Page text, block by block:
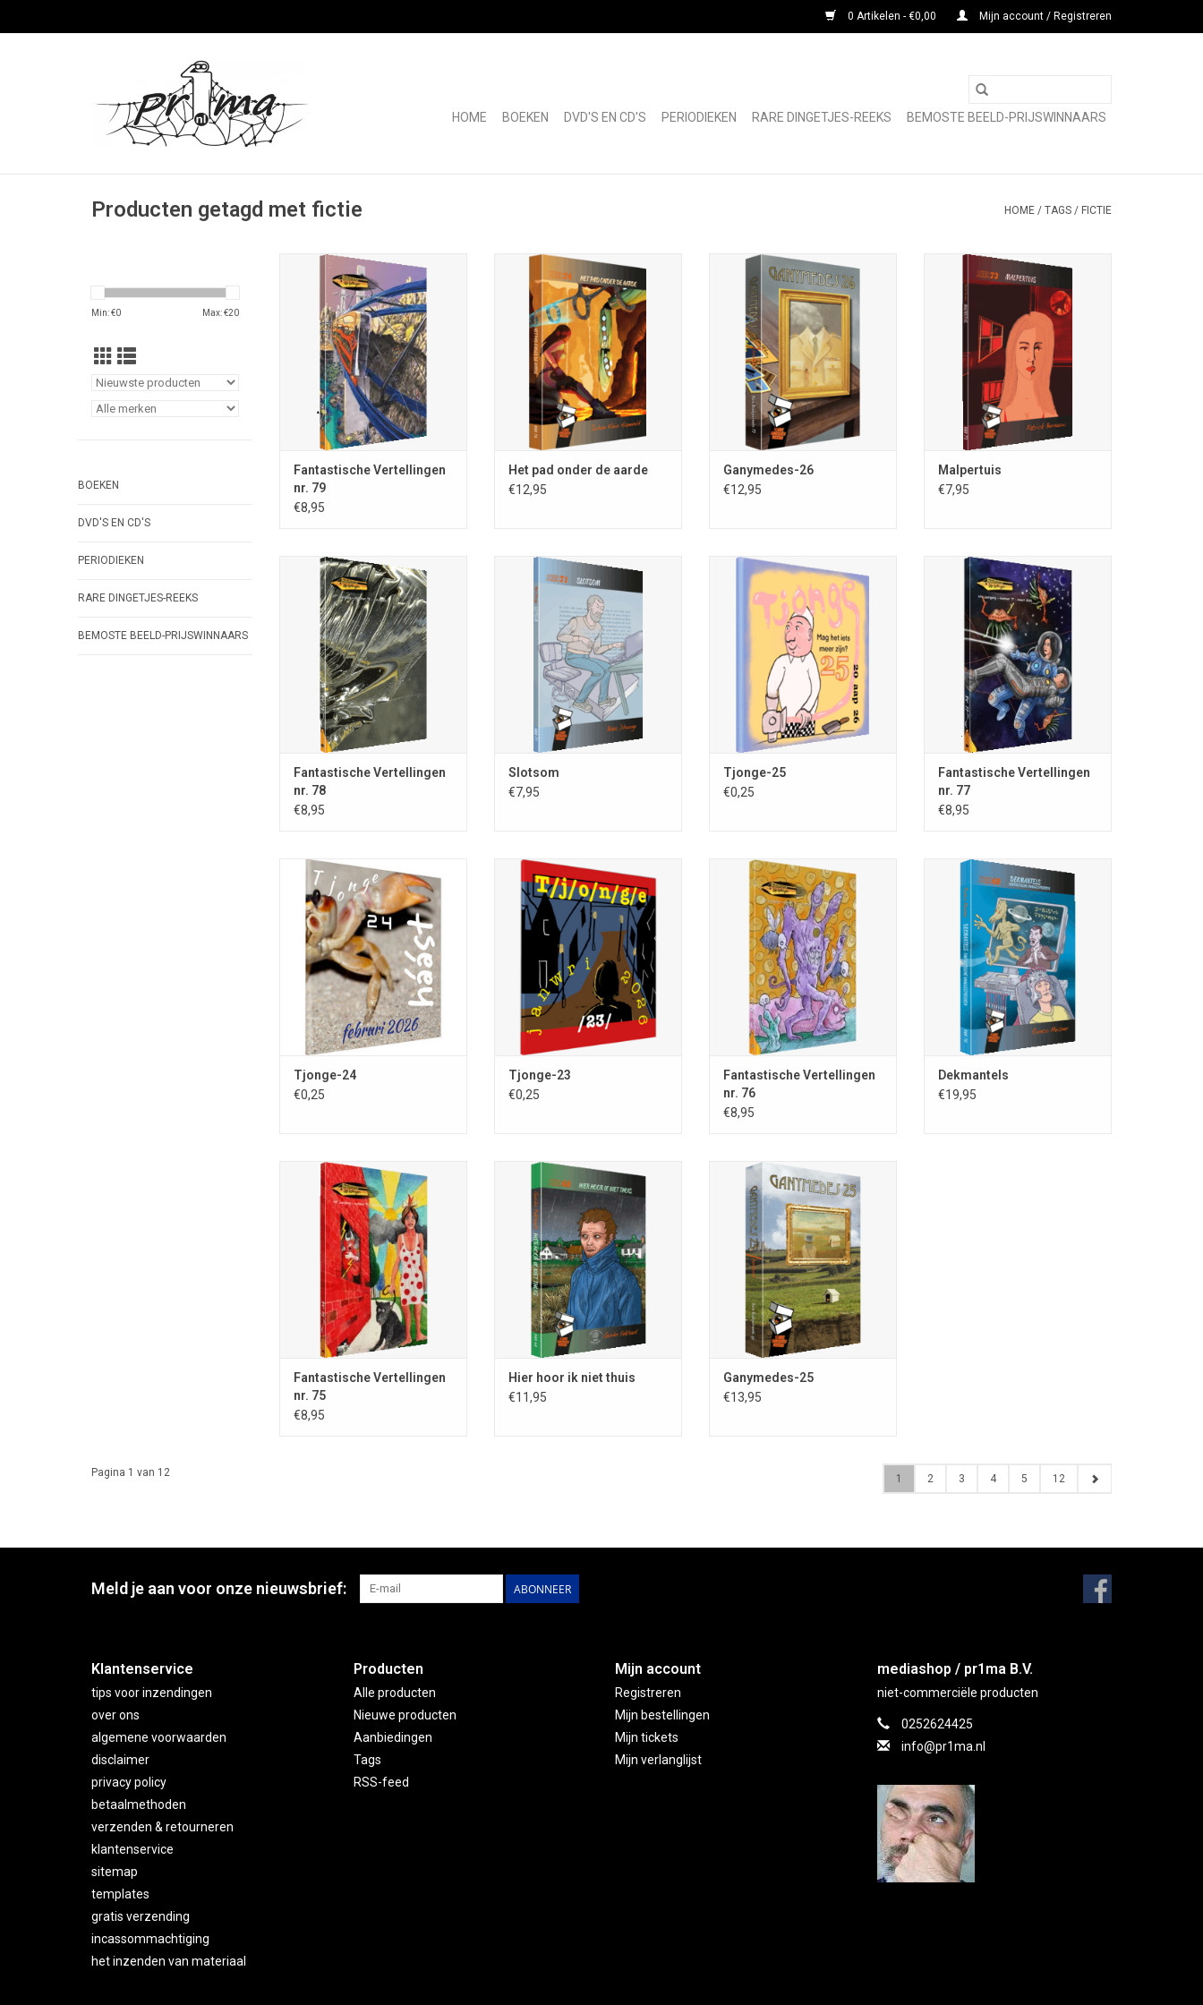
0 Artikelen - €0,00 Mijn account / Registreren
HOME BOEKEN DVD'S EN CD'S PERIODIEKEN RARE DINGETJES-REEKS BEMOSTE BEELD-PRIJSWINNAARS
Producten getagd met fictie HOME / TAGS / FICTIE
Min: €0 Max: €20
BOEKEN
DVD'S EN CD'S
PERIODIEKEN
RARE DINGETJES-REEKS
BEMOSTE BEELD-PRIJSWINNAARS
Fantastische Vertellingen; nr. 79;
september 2026; ISSN 0167-8132;
128 blz.; A5-formaat; volledig in
kleur; uitg. Stichting Fantastische
Vertellingen, Nieuw Vennep; losse
nrs. €8,95; omslagill. Bauke Muntz
TOEVOEGEN AAN WINKELWAGEN
Fantastische Vertellingen
nr. 79
€8,95
Het pad onder de aarde – roman;
Johan Klein Haneveld; Rare
Boekjes-reeks 74; ISBN 978-90-
78499-75-6; 276 blz.; 1e druk 2026;
omslagillustratie Cornell Göksu;
omslagontwerp Ingrid Heit;
voorzien van biografieën
TOEVOEGEN AAN WINKELWAGEN
Het pad onder de aarde
€12,95
Ganymedes-26; Rare Boekjes-
reeks 72; ISBN 978-90-78499-73-2;
280 blz.; 1e druk 2026; uitg.
Stichting Fantastische
Vertellingen; omslagillustratie
Vincent van der Linden;
omslagontwerp Ingrid Heit;
bio-/bibliografieën
TOEVOEGEN AAN WINKELWAGEN
Ganymedes-26
€12,95
Malpertuis – literair essay; Patrick
Bernauw; Rare Boekjes-reeks 73;
ISBN 978-90-78499-74-9; 72 blz.;
1e druk 2026; omslag- en
binnenillustraties Gert-Jan van
den Bemd; omslagontw. Ingrid
Heit; voorzien van biografieën
TOEVOEGEN AAN WINKELWAGEN
Malpertuis
€7,95
Fantastische Vertellingen; nr. 78;
juni 2026; ISSN 0167-8132; 105
blz.; A5-formaat; volledig in kleur;
uitg. Stichting Fantastische
Vertellingen, Nieuw Vennep; losse
nrs. €8,95; omslagill. Joost
Wijnberg
TOEVOEGEN AAN WINKELWAGEN
Fantastische Vertellingen
nr. 78
€8,95
Slotsom – novelle; Bavo Dhooge;
Rare Boekjes-reeks 71; ISBN 978-
90-78499-72-5; 100 blz.; 1e druk
2026; omslag- en
binnenillustraties Peter Erhardt;
omslagontw. Ingrid Heit; voorzien
van biografieën
TOEVOEGEN AAN WINKELWAGEN
Slotsom
€7,95
Tjonge-25; mag het iets meer
zijn?; aap 2026; samenstelling
Remco Meisner; ISSN 0167-8183;
kleinste tijdschrift van Europa (40
x 35 mm); aap 2026; volledig in
kleur; 40 blz.
TOEVOEGEN AAN WINKELWAGEN
Tjonge-25
€0,25
Fantastische Vertellingen; nr. 77;
maart 2026; ISSN 0167-8132; 112
blz.; A5-formaat; volledig in kleur;
uitg. Stichting Fantastische
Vertellingen, Nieuw Vennep; losse
nrs. €8,95; omslagill. Lex van
Heereveld
TOEVOEGEN AAN WINKELWAGEN
Fantastische Vertellingen
nr. 77
€8,95
Tjonge-24; vir natalicius mortuus;
h-á-á-s-t-!; samenstelling Remco
Meisner; ISSN 0167-8183; kleinste
tijdschrift van Europa (40 x 35
mm); februri 2026; volledig in kleur;
60 blz.
TOEVOEGEN AAN WINKELWAGEN
Tjonge-24
€0,25
Tjonge-23; återvändande;
samenstelling Remco Meisner;
ISSN 0167-8183; kleinste
tijdschrift van Europa (40 x 35
mm); janwri 2026; volledig in kleur;
28 blz.
TOEVOEGEN AAN WINKELWAGEN
Tjonge-23
€0,25
Fantastische Vertellingen; nr. 76;
december 2025; ISSN 0167-8132;
142 blz.; A5-formaat; volledig in
kleur; uitg. Stichting Fantastische
Vertellingen, Nieuw Vennep; losse
nrs. €8,95; omslagill. Gidion van
de Swaluw
TOEVOEGEN AAN WINKELWAGEN
Fantastische Vertellingen
nr. 76
€8,95
Dekmantels – fantastische
vaaggesprekken; Remco Meisner;
Rare Boekjes-reeks 70; ISBN 978-
90-78499-71-8; 236 blz.; 1e druk
2025; omslagillustratie Peter
Erhardt; omslagontw. Ingrid Heit;
voorzien van auteursbiografie
TOEVOEGEN AAN WINKELWAGEN
Dekmantels
€19,95
Fantastische Vertellingen; nr. 75;
september 2025; ISSN 0167-8132;
123 blz.; A5-formaat; volledig in
kleur; uitg. Stichting Fantastische
Vertellingen, Nieuw Vennep; losse
nrs. €8,95; omslagill. Fred
Hemmes
TOEVOEGEN AAN WINKELWAGEN
Fantastische Vertellingen
nr. 75
€8,95
Hier hoor ik niet thuis; Guido
Eekhaut; Rare Boekjes-reeks 68;
ISBN 978-90-78499-70-1; 244 blz.;
1e druk 2025; omslag- en
binnenillustraties Lex van
Heereveld; omslagontw. Ingrid
Heit; voorz. van biografieën
TOEVOEGEN AAN WINKELWAGEN
Hier hoor ik niet thuis
€11,95
Ganymedes-25; Rare Boekjes-
reeks 68; ISBN 978-90-78499-69-5;
306 blz.; 1e druk 2025; uitg.
Stichting Fantastische
Vertellingen; omslagillustratie
Vincent van der Linden;
omslagontwerp Ingrid Heit;
bio-/bibliografieën
TOEVOEGEN AAN WINKELWAGEN
Ganymedes-25
€13,95
Pagina 1 van 12 1 2 3 4 5 12
Meld je aan voor onze nieuwsbrief: ABONNEER
Klantenservice
tips voor inzendingen
over ons
algemene voorwaarden
disclaimer
privacy policy
betaalmethoden
verzenden & retourneren
klantenservice
sitemap
templates
gratis verzending
incassommachtiging
het inzenden van materiaal
Producten
Alle producten
Nieuwe producten
Aanbiedingen
Tags
RSS-feed
Mijn account
Registreren
Mijn bestellingen
Mijn tickets
Mijn verlanglijst
mediashop / pr1ma B.V.
niet-commerciële producten
0252624425
info@pr1ma.nl